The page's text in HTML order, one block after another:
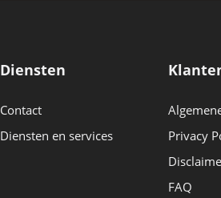
Diensten
Contact
Diensten en services
Privacy
FAQ